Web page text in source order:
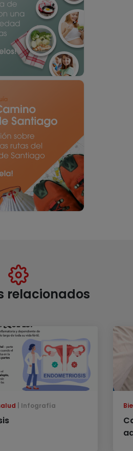
relacionados
Infografía